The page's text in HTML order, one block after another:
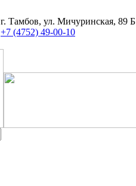
г. Тамбов, ул. Мичуринская, 89 Б
+7 (4752) 49-00-10